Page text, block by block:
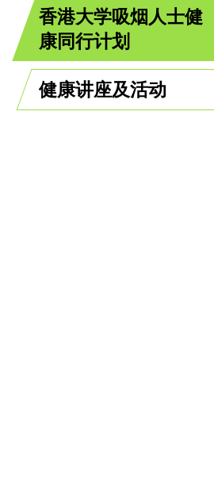
香港大学吸烟人士健
康同行计划
健康讲座及活动